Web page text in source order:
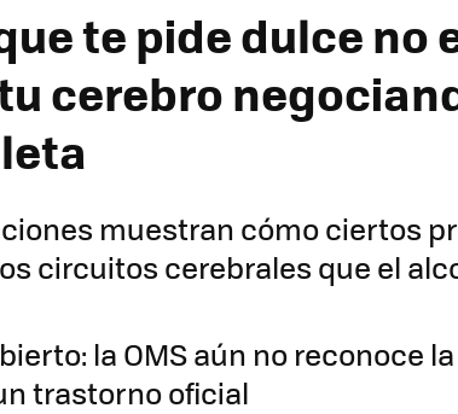
te pide dulce no
cerebro
muestran cómo ciertos
circuitos cerebrales que el
la OMS aún no reconoce
trastorno oficial